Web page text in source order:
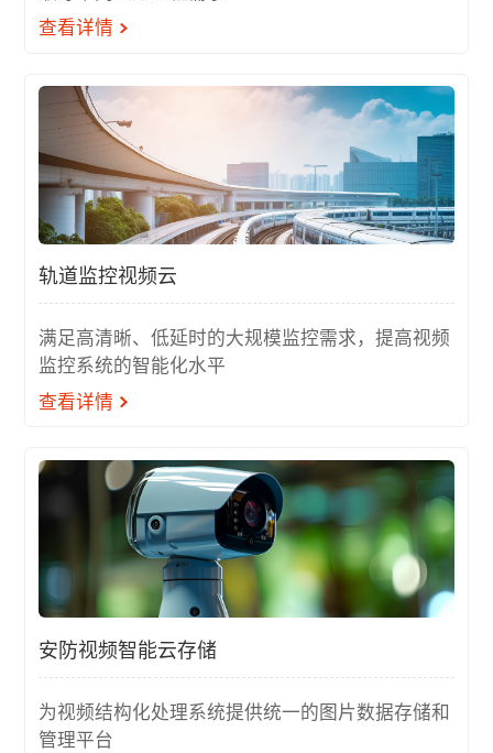
查看详情
轨道监控视频云
满足高清晰、低延时的大规模监控需求，提高视频
监控系统的智能化水平
查看详情
安防视频智能云存储
为视频结构化处理系统提供统一的图片数据存储和
管理平台